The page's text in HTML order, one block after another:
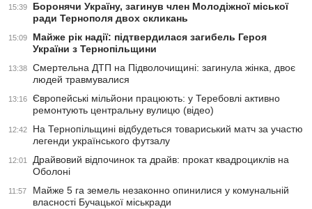
15:39
Боронячи Україну, загинув член Молодіжної міської
ради Тернополя двох скликань
15:09
Майже рік надії: підтвердилася загибель Героя
України з Тернопільщини
13:38
Смертельна ДТП на Підволочищині: загинула жінка, двоє
людей травмувалися
13:16
Європейські мільйони працюють: у Теребовлі активно
ремонтують центральну вулицю (відео)
12:42
На Тернопільщині відбудеться товариський матч за участю
легенди українського футзалу
12:01
Драйвовий відпочинок та драйв: прокат квадроциклів на
Оболоні
11:57
Майже 5 га земель незаконно опинилися у комунальній
власності Бучацької міськради